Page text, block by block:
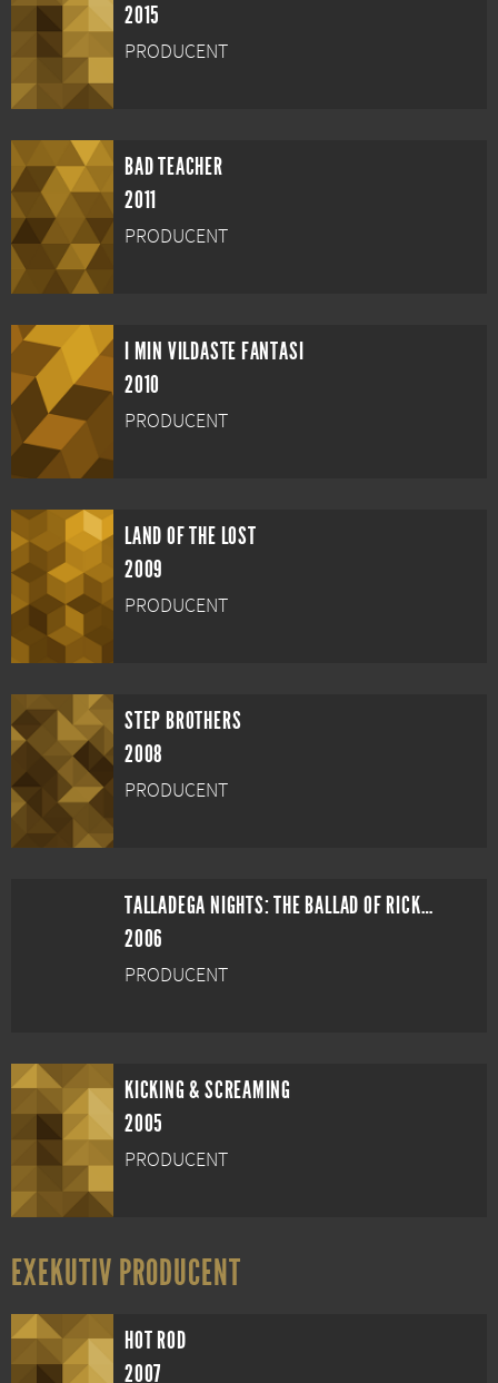
2015
PRODUCENT
BAD TEACHER
2011
PRODUCENT
I MIN VILDASTE FANTASI
2010
PRODUCENT
LAND OF THE LOST
2009
PRODUCENT
STEP BROTHERS
2008
PRODUCENT
TALLADEGA NIGHTS: THE BALLAD OF RICKY BOBBY
2006
PRODUCENT
KICKING & SCREAMING
2005
PRODUCENT
EXEKUTIV PRODUCENT
HOT ROD
2007